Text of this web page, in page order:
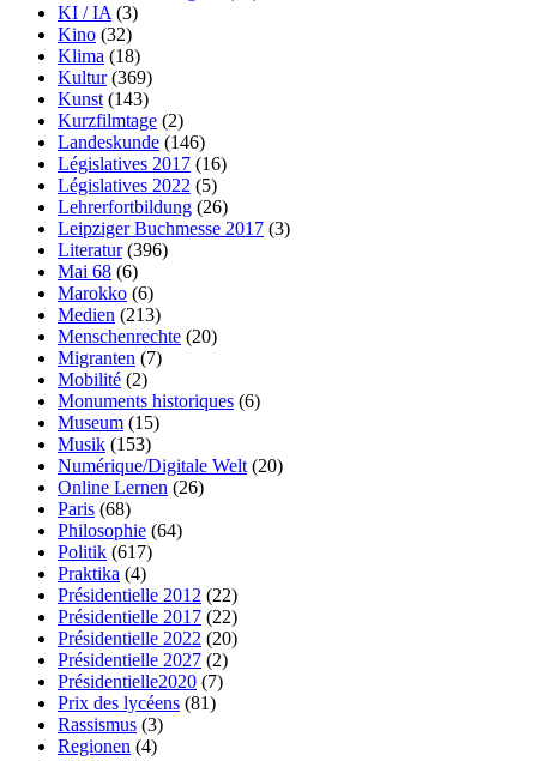
KI / IA (3)
Kino (32)
Klima (18)
Kultur(369)
Kunst (143)
Kurzfilmtage (2)
Landeskunde (146)
Législatives 2017 (16)
Législatives 2022 (5)
Lehrerfortbildung (26)
Leipziger Buchmesse 2017 (3)
Literatur(396)
Mai 68 (6)
Marokko (6)
Medien (213)
Menschenrechte (20)
Migranten (7)
Mobilité (2)
Monuments historiques (6)
Museum (15)
Musik (153)
Numérique/Digitale Welt (20)
Online Lernen (26)
Paris (68)
Philosophie (64)
Politik (617)
Praktika (4)
Présidentielle 2012 (22)
Présidentielle 2017 (22)
Présidentielle 2022 (20)
Présidentielle 2027 (2)
Présidentielle2020 (7)
Prix des lycéens (81)
Rassismus (3)
Regionen (4)